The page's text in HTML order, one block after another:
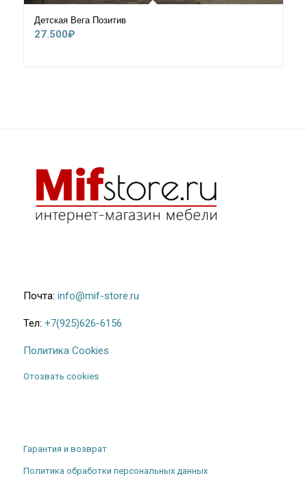
Детская Вега Позитив
27.500₽
Почта: info@mif-store.ru
Тел: +7(925)626-6156
Политика Cookies
Отозвать cookies
Гарантия и возврат
Политика обработки персональных данных